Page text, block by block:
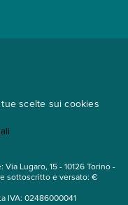
tue scelte sui cookies
Lugaro, 15 - 10126 Torino -
sottoscritto e versato: €
IVA: 02486000041